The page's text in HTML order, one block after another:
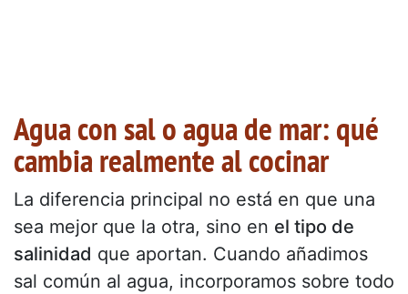
Agua con sal o agua de mar: qué
cambia realmente al cocinar
La diferencia principal no está en que una
sea mejor que la otra, sino en el tipo de
salinidad que aportan. Cuando añadimos
sal común al agua, incorporamos sobre todo